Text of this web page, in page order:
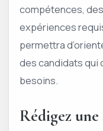
compétences,
expériences
permettra
des candidats qui
besoins.
Rédigez